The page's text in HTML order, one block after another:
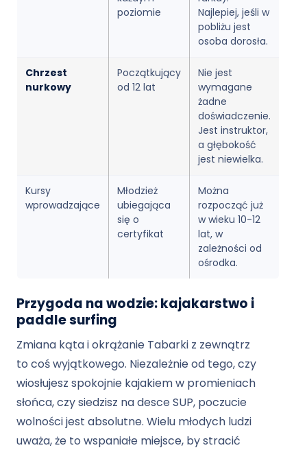
poziomie
Najlepiej, jeśli w
pobliżu jest
osoba dorosła.
Chrzest
nurkowy
Początkujący
od 12 lat
Nie jest
wymagane
żadne
doświadczenie.
Jest instruktor,
a głębokość
jest niewielka.
Kursy
wprowadzające
Młodzież
ubiegająca
się o
certyfikat
Można
rozpocząć już
w wieku 10-12
lat, w
zależności od
ośrodka.
Przygoda na wodzie: kajakarstwo i
paddle surfing
Zmiana kąta i okrążanie Tabarki z zewnątrz
to coś wyjątkowego. Niezależnie od tego, czy
wiosłujesz spokojnie kajakiem w promieniach
słońca, czy siedzisz na desce SUP, poczucie
wolności jest absolutne. Wielu młodych ludzi
uważa, że ​​to wspaniałe miejsce, by stracić